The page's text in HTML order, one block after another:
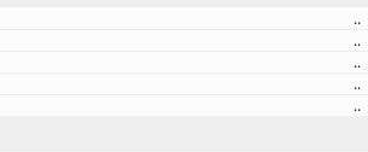
..
..
..
..
..